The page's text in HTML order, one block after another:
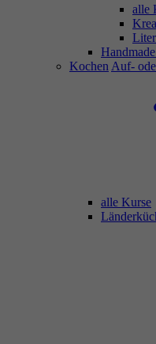
alle
Kochen Auf-
alle Kurse